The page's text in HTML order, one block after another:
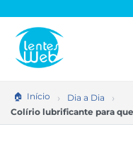
para
conteúdo
Início
Dia a Dia
Colírio lubrificante para